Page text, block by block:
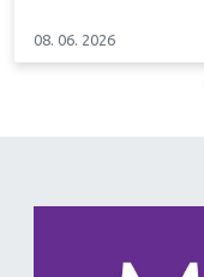
08. 06. 2026